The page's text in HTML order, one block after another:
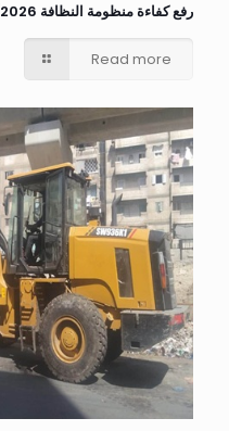
رفع كفاءة منظومة النظافة 20/07/2026
Read more